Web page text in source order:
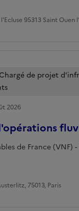
95313 Saint Ouen
de France (VNF) -
de projet
2026
75013, Paris